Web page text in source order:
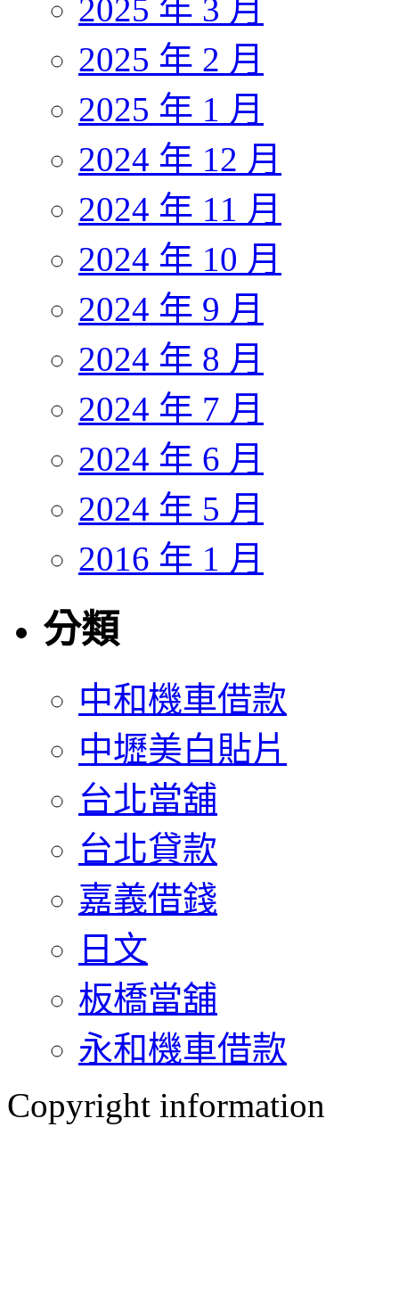
2025 年 3 月
2025 年 2 月
2025 年 1 月
2024 年 12 月
2024 年 11 月
2024 年 10 月
2024 年 9 月
2024 年 8 月
2024 年 7 月
2024 年 6 月
2024 年 5 月
2016 年 1 月
分類
中和機車借款
中壢美白貼片
台北當舖
台北貸款
嘉義借錢
日文
板橋當舖
永和機車借款
Copyright information